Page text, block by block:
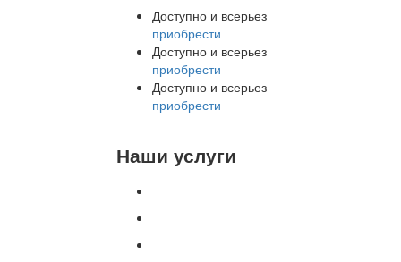
Доступно и всерьез
приобрести
Доступно и всерьез
приобрести
Доступно и всерьез
приобрести
Наши услуги